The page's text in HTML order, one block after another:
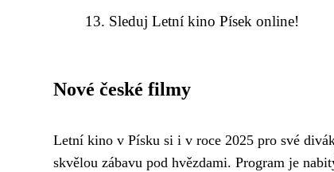
Sleduj Letní kino Písek online!
Nové české filmy
Letní kino v Písku si i v roce 2025 pro své
skvělou zábavu pod hvězdami. Program je